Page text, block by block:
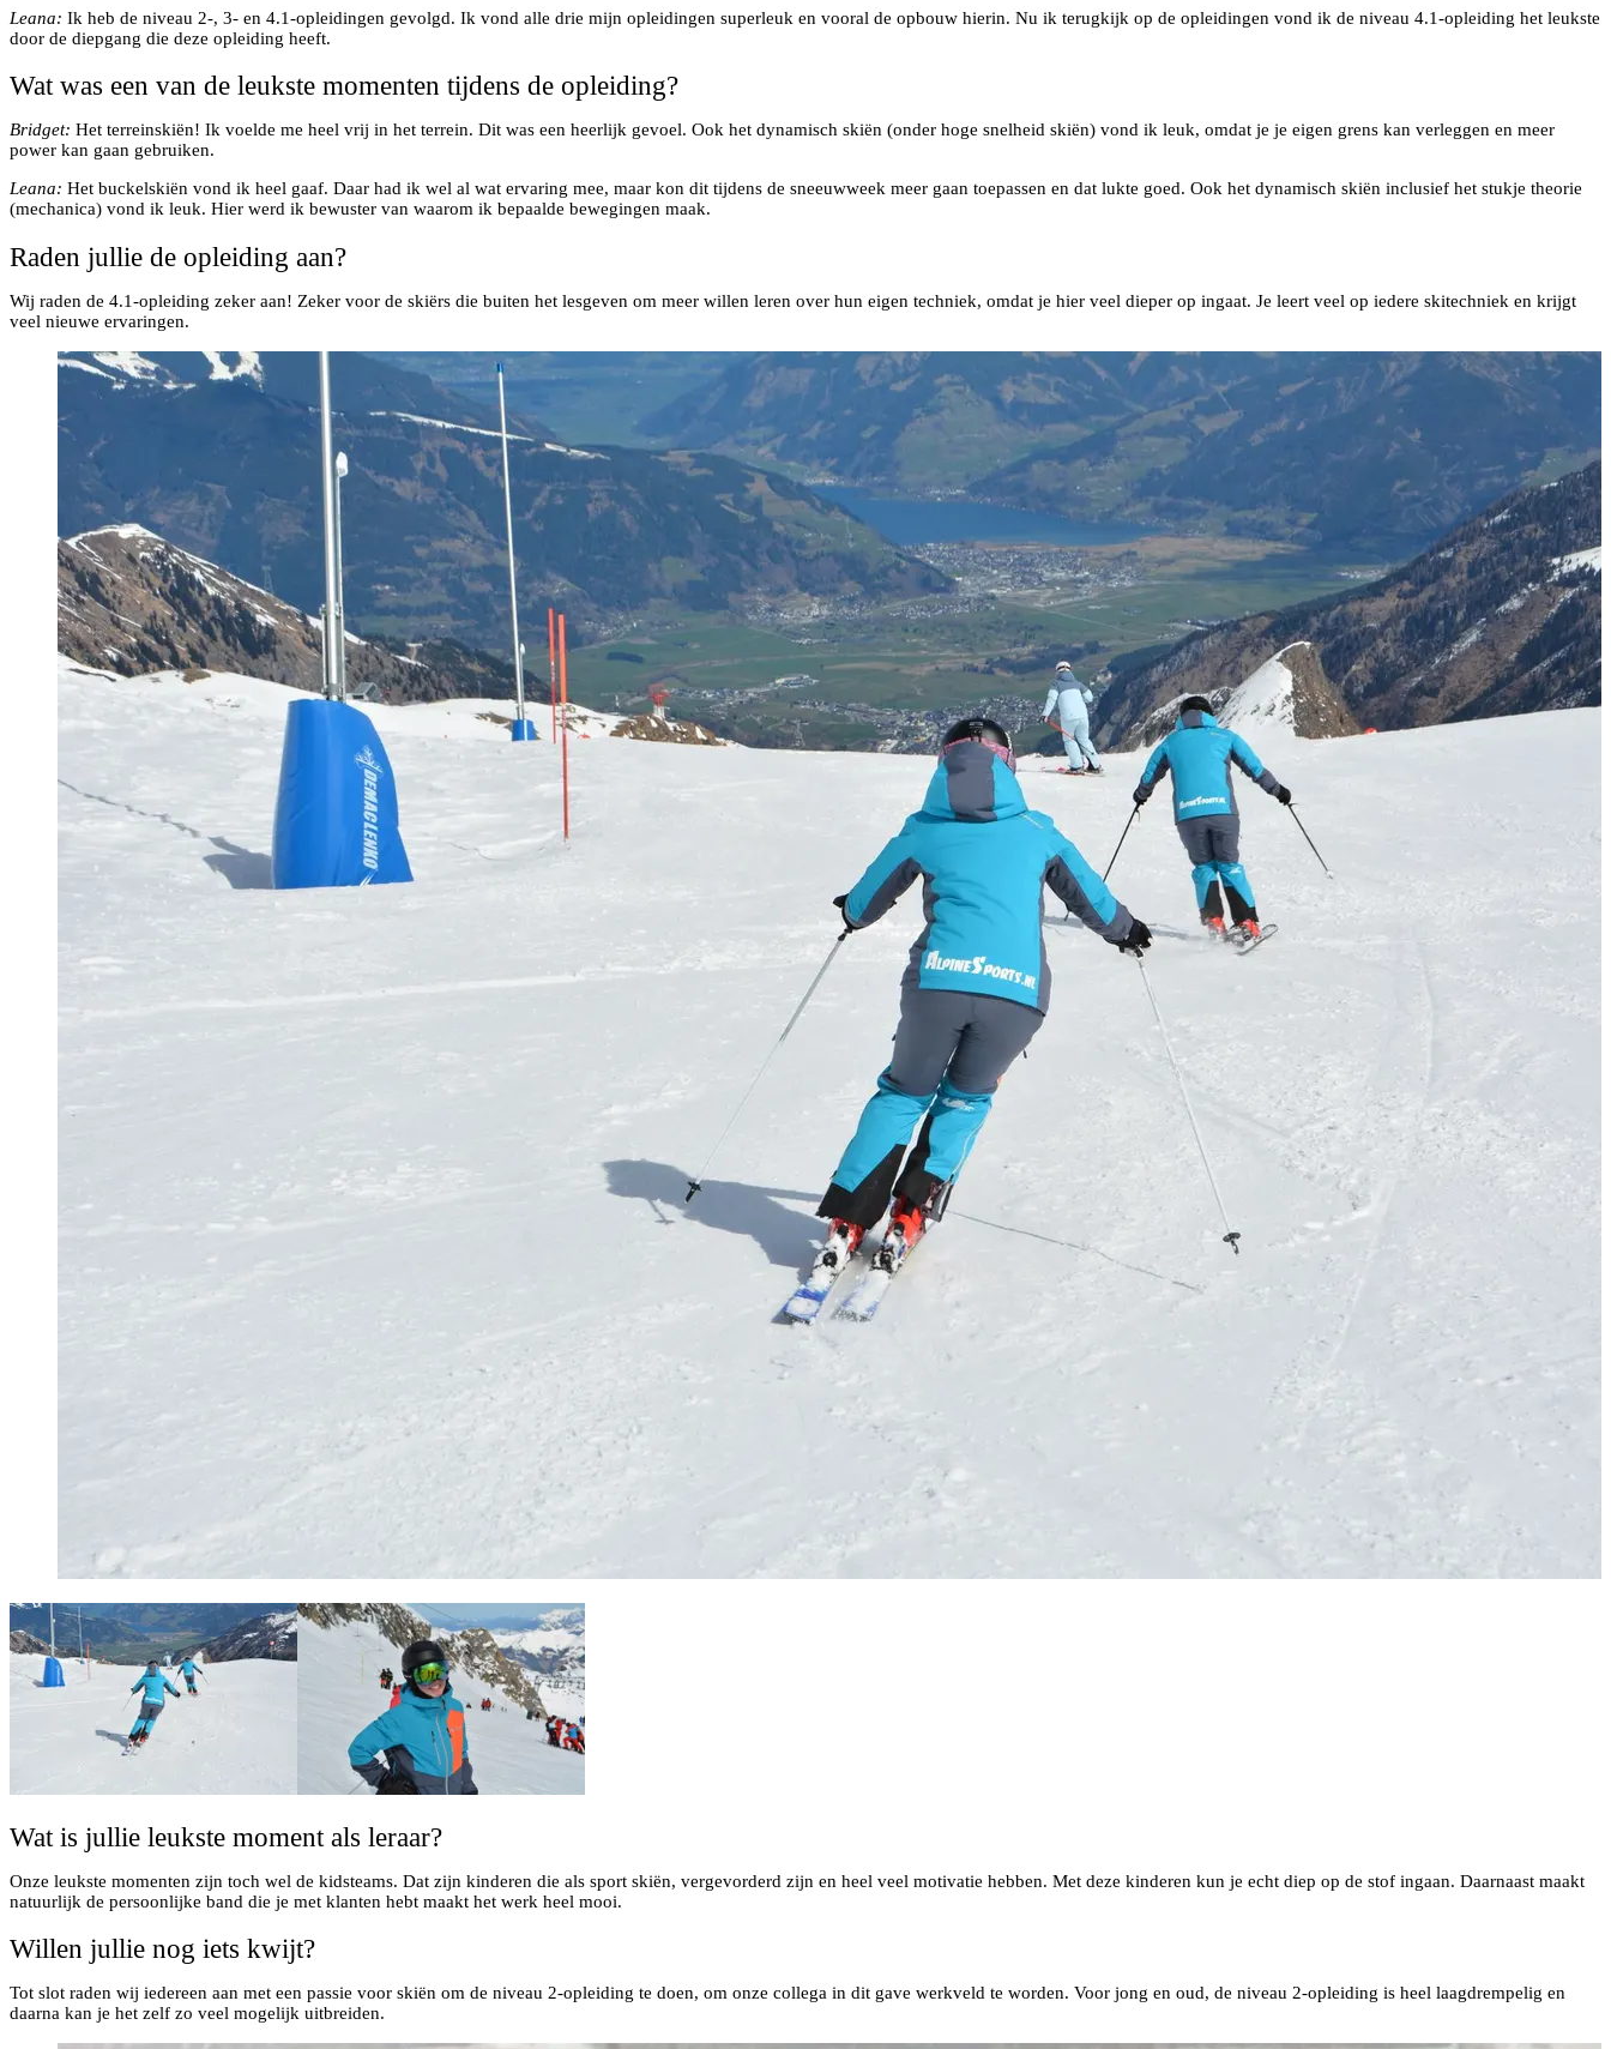
Leana: Ik heb de niveau 2-, 3- en 4.1-opleidingen gevolgd. Ik vond alle drie mijn opleidingen superleuk en vooral de opbouw hierin. Nu ik terugkijk op de opleidingen vond ik de niveau 4.1-opleiding het leukste
door de diepgang die deze opleiding heeft.
Wat was een van de leukste momenten tijdens de opleiding?
Bridget: Het terreinskiën! Ik voelde me heel vrij in het terrein. Dit was een heerlijk gevoel. Ook het dynamisch skiën (onder hoge snelheid skiën) vond ik leuk, omdat je je eigen grens kan verleggen en meer
power kan gaan gebruiken.
Leana: Het buckelskiën vond ik heel gaaf. Daar had ik wel al wat ervaring mee, maar kon dit tijdens de sneeuwweek meer gaan toepassen en dat lukte goed. Ook het dynamisch skiën inclusief het stukje theorie
(mechanica) vond ik leuk. Hier werd ik bewuster van waarom ik bepaalde bewegingen maak.
Raden jullie de opleiding aan?
Wij raden de 4.1-opleiding zeker aan! Zeker voor de skiërs die buiten het lesgeven om meer willen leren over hun eigen techniek, omdat je hier veel dieper op ingaat. Je leert veel op iedere skitechniek en krijgt
veel nieuwe ervaringen.
Wat is jullie leukste moment als leraar?
Onze leukste momenten zijn toch wel de kidsteams. Dat zijn kinderen die als sport skiën, vergevorderd zijn en heel veel motivatie hebben. Met deze kinderen kun je echt diep op de stof ingaan. Daarnaast maakt
natuurlijk de persoonlijke band die je met klanten hebt maakt het werk heel mooi.
Willen jullie nog iets kwijt?
Tot slot raden wij iedereen aan met een passie voor skiën om de niveau 2-opleiding te doen, om onze collega in dit gave werkveld te worden. Voor jong en oud, de niveau 2-opleiding is heel laagdrempelig en
daarna kan je het zelf zo veel mogelijk uitbreiden.